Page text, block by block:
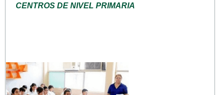
CENTROS DE NIVEL PRIMARIA